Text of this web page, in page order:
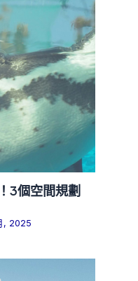
3個空間規劃
, 2025